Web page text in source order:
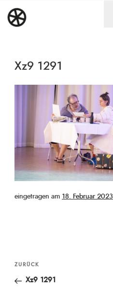
Inhalt
springen
Xz9 1291
eingetragen am Veröffentlicht
18. Februar 2023
Beitragsnavigation
Vorheriger
Beitrag
ZURÜCK
Xz9 1291